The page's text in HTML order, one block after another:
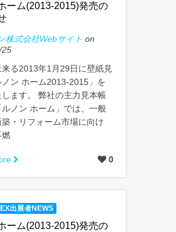
ーム(2013-2015)発売の
株式会社Webサイト on
25
る2013年1月29日に壁紙見
ン ホーム2013-2015」を
ます。 弊社の主力見本帳
ルノン ホーム」では、一般
・リフォーム市場に向け
燃
0
出展者NEWS
ーム(2013-2015)発売の